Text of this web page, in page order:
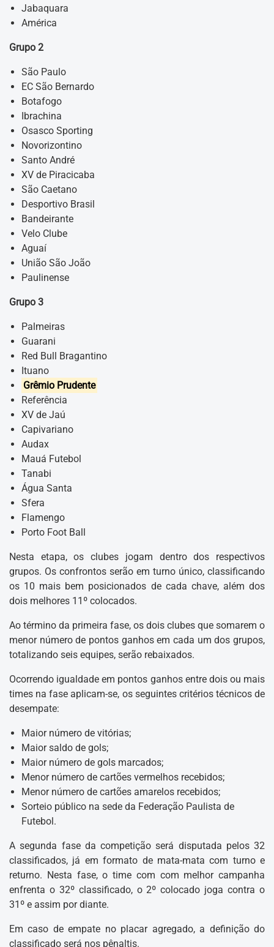
Jabaquara
América
Grupo 2
São Paulo
EC São Bernardo
Botafogo
Ibrachina
Osasco Sporting
Novorizontino
Santo André
XV de Piracicaba
São Caetano
Desportivo Brasil
Bandeirante
Velo Clube
Aguaí
União São João
Paulinense
Grupo 3
Palmeiras
Guarani
Red Bull Bragantino
Ituano
Grêmio Prudente
Referência
XV de Jaú
Capivariano
Audax
Mauá Futebol
Tanabi
Água Santa
Sfera
Flamengo
Porto Foot Ball
Nesta etapa, os clubes jogam dentro dos respectivos
grupos. Os confrontos serão em turno único, classificando
os 10 mais bem posicionados de cada chave, além dos
dois melhores 11º colocados.
Ao término da primeira fase, os dois clubes que somarem o
menor número de pontos ganhos em cada um dos grupos,
totalizando seis equipes, serão rebaixados.
Ocorrendo igualdade em pontos ganhos entre dois ou mais
times na fase aplicam-se, os seguintes critérios técnicos de
desempate:
Maior número de vitórias;
Maior saldo de gols;
Maior número de gols marcados;
Menor número de cartões vermelhos recebidos;
Menor número de cartões amarelos recebidos;
Sorteio público na sede da Federação Paulista de
Futebol.
A segunda fase da competição será disputada pelos 32
classificados, já em formato de mata-mata com turno e
returno. Nesta fase, o time com com melhor campanha
enfrenta o 32º classificado, o 2º colocado joga contra o
31º e assim por diante.
Em caso de empate no placar agregado, a definição do
classificado será nos pênaltis.